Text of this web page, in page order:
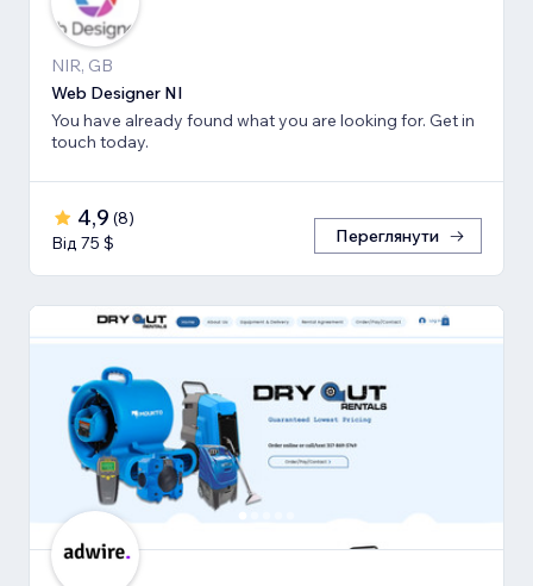
NIR, GB
Web Designer NI
You have already found what you are looking for. Get in
touch today.
4,9 (8)
Від 75 $
Переглянути